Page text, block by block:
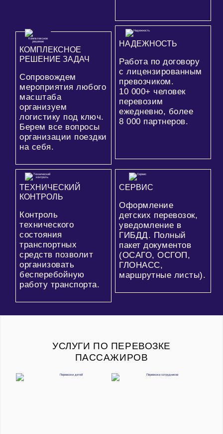
КОМПЛЕКСНОЕ
РЕШЕНИЕ ЗАДАЧ
Сопровождем
мероприятия любого
масштаба
организуем
логистику под ключ.
Берем все вопросы
организации поездки
на себя.
НАДЕЖНОСТЬ
Работа по договору
с лицензированным
превозчиком.
10 000+ человек
перевозим
ежедневно, более
8 000 партнеров.
ТЕХНИЧЕСКИЙ
КОНТРОЛЬ
Контроль
технического
состояния
транспортных
средств позволит
организовать
бесперебойную
работу транспорта.
СЕРВИС
Оформление
детских перевозок,
уведомление в
ГИБДД. Полный
пакет документов
(ОСАГО, ОСГОП,
ГЛОНАСС,
маршрутные листы).
УСЛУГИ ПО ПЕРЕВОЗКЕ
ПАССАЖИРОВ